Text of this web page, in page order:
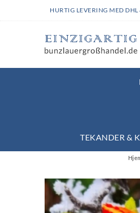
HURTIG LEVERING MED
TEKANDER &